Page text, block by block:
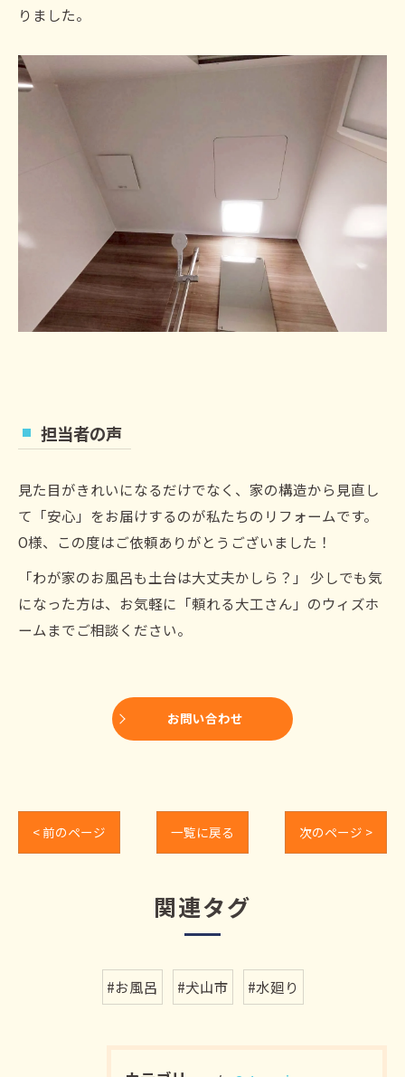
りました。
担当者の声
見た目がきれいになるだけでなく、家の構造から見直し
て「安心」をお届けするのが私たちのリフォームです。
O様、この度はご依頼ありがとうございました！
「わが家のお風呂も土台は大丈夫かしら？」 少しでも気
になった方は、お気軽に「頼れる大工さん」のウィズホ
ームまでご相談ください。
お問い合わせ
< 前のページ 一覧に戻る 次のページ >
関連タグ
#お風呂 #犬山市 #水廻り